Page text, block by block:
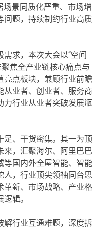
场景同质化严重、市场增
问题，持续制约行业高质
求，本次大会以“空间
焦全产业链核心痛点与
亮点板块，兼顾行业前瞻
从业者、创业者、服务商
力行业从业者突破发展瓶
足、干货密集。其一为顶
来，汇聚海尔、阿里巴巴
等国内外全屋智能、智能
人，行业顶尖领袖同台思
革新、市场战略、产业格
辑。
解行业互通难题，深度拆